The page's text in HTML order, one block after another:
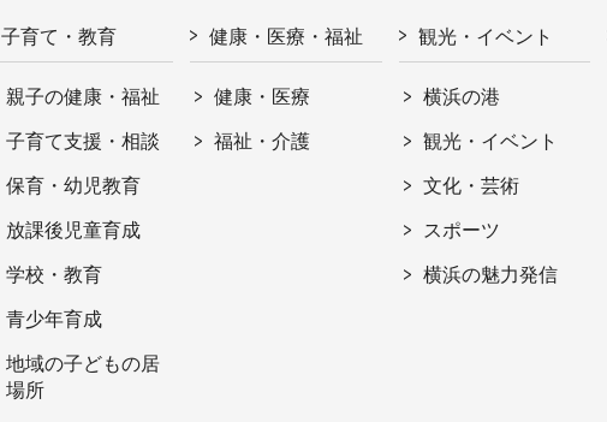
子育て・教育
親子の健康・福祉
子育て支援・相談
保育・幼児教育
放課後児童育成
学校・教育
青少年育成
地域の子どもの居
場所
健康・医療・福祉
健康・医療
福祉・介護
観光・イベント
横浜の港
観光・イベント
文化・芸術
スポーツ
横浜の魅力発信